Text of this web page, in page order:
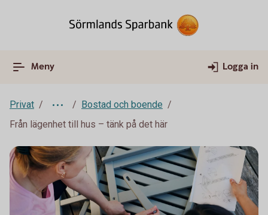
Meny Logga in
Privat
Bostad och boende
Från lägenhet till hus – tänk på det här